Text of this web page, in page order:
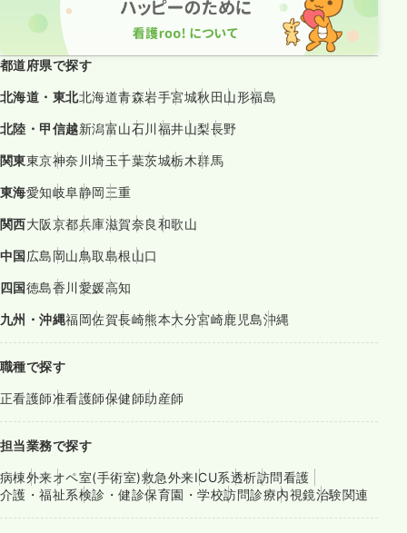
都道府県で探す
北海道・東北北海道青森岩手宮城秋田 山形福島
北陸・甲信越新潟富山石川 福井山梨長野
関東東京神奈川埼玉千葉茨城栃木群馬
東海愛知岐阜静岡三重
関西大阪京都兵庫滋賀奈良和歌山
中国 広島 岡山鳥取島根山口
四国徳島香川 愛媛高知
九州・沖縄福岡佐賀長崎熊本大分宮崎鹿児島沖縄
職種で探す
正看護師准看護師保健師助産師
担当業務で探す
病棟外来オペ室(手術室)救急外来ICU系透析訪問看護
介護・福祉系検診・健診保育園・学校訪問診療内視鏡治験関連